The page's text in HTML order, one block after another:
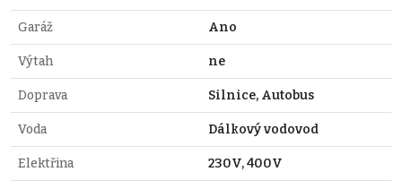
Garáž Ano
Výtah ne
Doprava Silnice, Autobus
Voda Dálkový vodovod
Elektřina 230V, 400V